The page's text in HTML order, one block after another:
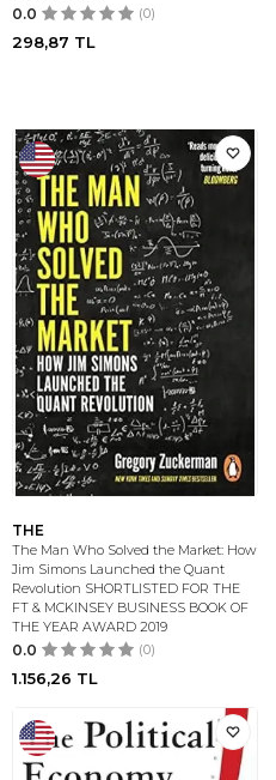
0.0 (0)
298,87 TL
THE
The Man Who Solved the Market: How
Jim Simons Launched the Quant
Revolution SHORTLISTED FOR THE
FT & MCKINSEY BUSINESS BOOK OF
THE YEAR AWARD 2019
0.0 (0)
1.156,26 TL